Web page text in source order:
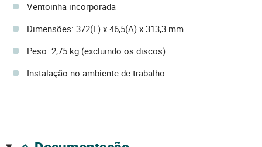
Ventoinha incorporada
Dimensões: 372(L) x 46,5(A) x 313,3 mm
Peso: 2,75 kg (excluindo os discos)
Instalação no ambiente de trabalho